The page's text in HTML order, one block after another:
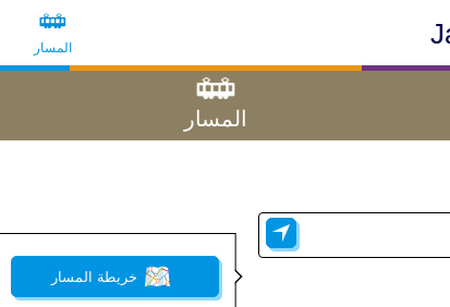
المسار
المسار
خريطة المسار